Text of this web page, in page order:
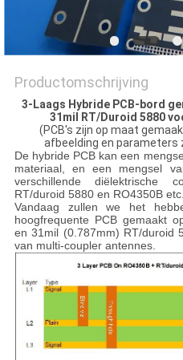
Productomschrijving
3-Laags Hybride PCB-bord
31mil RT/Duroid 5880
(PCB's zijn op maat
afbeelding en
De hybride PCB kan een
materiaal, en een mengsel
verschillende diëlektrische
RT/duroid 5880 en RO4350B etc.
Vandaag zullen we het
hoogfrequente PCB gemaakt
en 31mil (0.787mm) RT/duroid
van multi-coupler antennes.